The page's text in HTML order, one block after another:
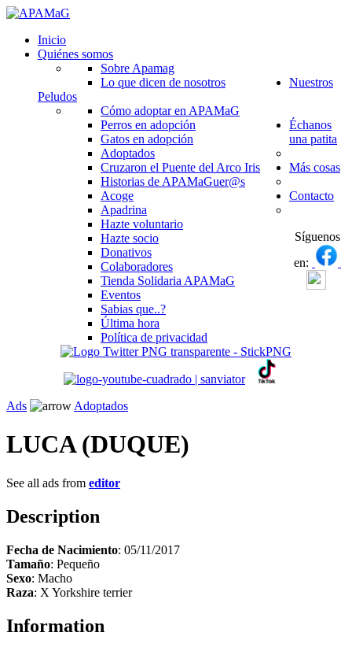
Inicio
Quiénes somos
Sobre Apamag
Lo que dicen de nosotros
Nuestros
Peludos
Cómo adoptar en APAMaG
Perros en adopción
Gatos en adopción
Adoptados
Cruzaron el Puente del Arco Iris
Historias de APAMaGuer@s
Échanos
una patita
Acoge
Apadrina
Hazte voluntario
Hazte socio
Donativos
Colaboradores
Más cosas
Tienda Solidaria APAMaG
Eventos
Sabias que..?
Última hora
Contacto
Política de privacidad
Síguenos
en:
Ads Adoptados
LUCA (DUQUE)
See all ads from editor
Description
Fecha de Nacimiento: 05/11/2017
Tamaño: Pequeño
Sexo: Macho
Raza: X Yorkshire terrier
Information